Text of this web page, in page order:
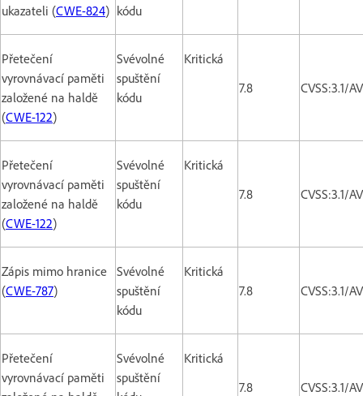
ukazateli (CWE-824) kódu
Přetečení
vyrovnávací paměti
založené na haldě
(CWE-122)
Svévolné
spuštění
kódu
Kritická
7.8
CVSS:3.1/
Přetečení
vyrovnávací paměti
založené na haldě
(CWE-122)
Svévolné
spuštění
kódu
Kritická
7.8
CVSS:3.1/
Zápis mimo hranice
(CWE-787)
Svévolné
spuštění
kódu
Kritická
7.8
CVSS:3.1/
Přetečení
vyrovnávací paměti
Svévolné
spuštění
Kritická
7.8
CVSS:3.1/